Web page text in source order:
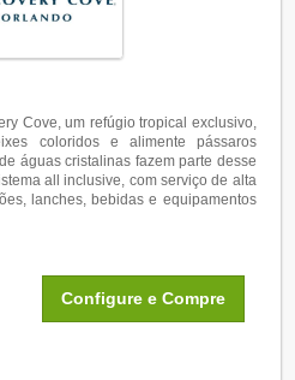
Cove, um refúgio tropical exclusivo,
coloridos e alimente pássaros
águas cristalinas fazem parte desse
all inclusive, com serviço de alta
lanches, bebidas e equipamentos
Configure e Compre